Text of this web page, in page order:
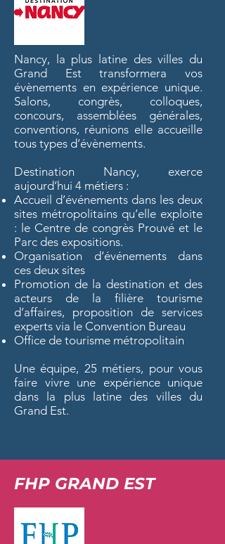
Nancy, la plus latine des villes du
Grand Est transformera vos
évènements en expérience unique.
Salons, congrès, colloques,
concours, assemblées générales,
conventions, réunions elle accueille
tous types d’évènements.
Destination Nancy, exerce
aujourd’hui 4 métiers :
Accueil d’événements dans les deux
sites métropolitains qu’elle exploite
: le Centre de congrès Prouvé et le
Parc des expositions.
Organisation d’événements dans
ces deux sites
Promotion de la destination et des
acteurs de la filière tourisme
d’affaires, proposition de services
experts via le Convention Bureau
Office de tourisme métropolitain
Une équipe, 25 métiers, pour vous
faire vivre une expérience unique
dans la plus latine des villes du
Grand Est.
FHP GRAND EST